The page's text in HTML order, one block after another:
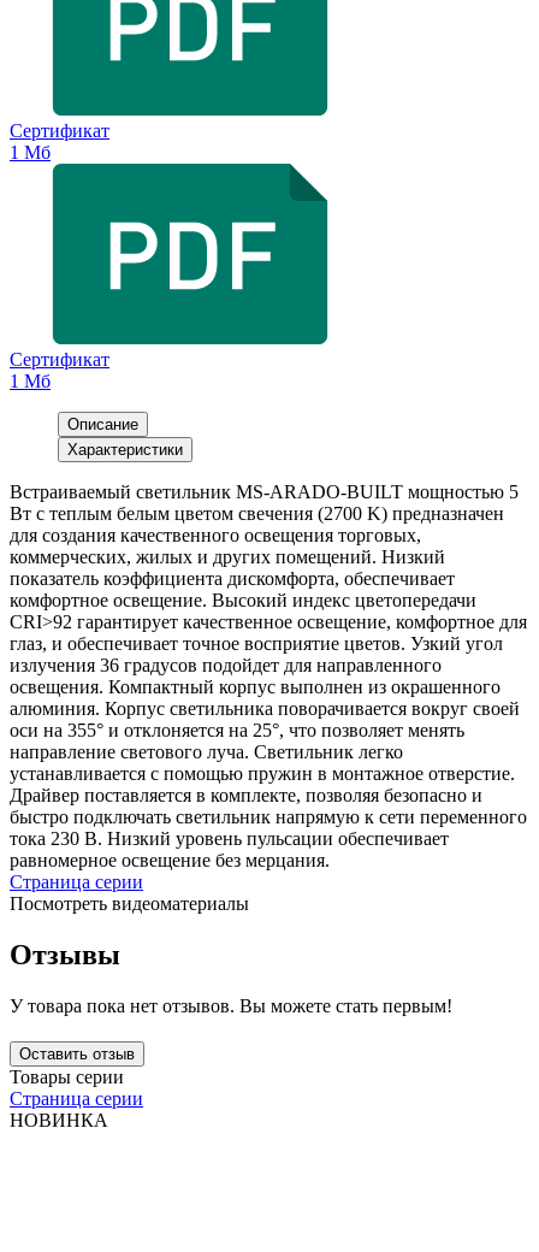
Сертификат
1 Мб
Сертификат
1 Мб
Описание
Характеристики
Встраиваемый светильник MS-ARADO-BUILT мощностью 5
Вт с теплым белым цветом свечения (2700 K) предназначен
для создания качественного освещения торговых,
коммерческих, жилых и других помещений. Низкий
показатель коэффициента дискомфорта, обеспечивает
комфортное освещение. Высокий индекс цветопередачи
CRI>92 гарантирует качественное освещение, комфортное для
глаз, и обеспечивает точное восприятие цветов. Узкий угол
излучения 36 градусов подойдет для направленного
освещения. Компактный корпус выполнен из окрашенного
алюминия. Корпус светильника поворачивается вокруг своей
оси на 355° и отклоняется на 25°, что позволяет менять
направление светового луча. Светильник легко
устанавливается с помощью пружин в монтажное отверстие.
Драйвер поставляется в комплекте, позволяя безопасно и
быстро подключать светильник напрямую к сети переменного
тока 230 В. Низкий уровень пульсации обеспечивает
равномерное освещение без мерцания.
Страница серии
Посмотреть видеоматериалы
Отзывы
У товара пока нет отзывов. Вы можете стать первым!
Оставить отзыв
Товары серии
Страница серии
НОВИНКА